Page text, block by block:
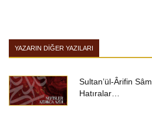
YAZARIN DIĞER YAZILARI
Sultan’ül-Ârifin
Hatıralar…